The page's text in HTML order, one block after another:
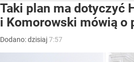
Taki plan ma dotyczyć
i Komorowski mówią o
Dodano:dzisiaj7:57